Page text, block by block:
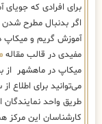
برای افرادی که
اگر بدنبال مطرح
آموزش گریم و میکاپ
مفیدی در قالب مقاله
میکاپ در ماهشهر
می‌توانید برای اطلاع
طریق واحد